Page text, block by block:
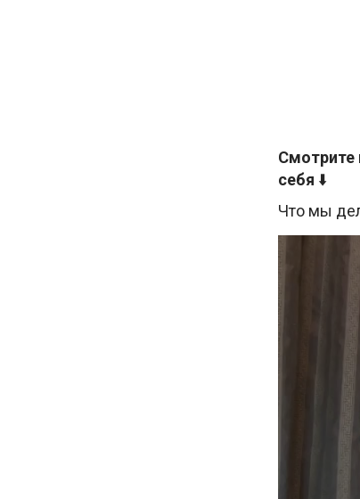
Смотрите
себя ⬇️
Что мы